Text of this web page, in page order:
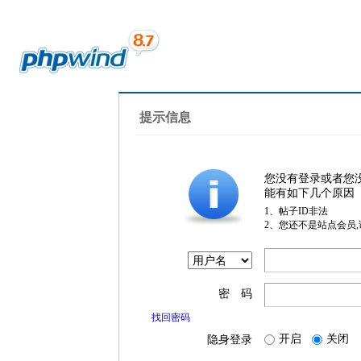
提示信息
您没有登录或者您
能有如下几个原因
1、帖子ID非法
2、您还不是站点会员
密 码
找回密码
隐身登录 开启 关闭